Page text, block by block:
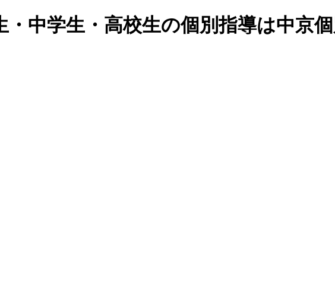
中学生・高校生の個別指導は中京個